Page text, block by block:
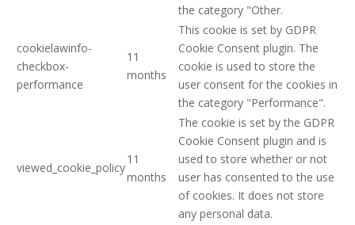
the category "Other.
cookielawinfo-
checkbox-
performance
11
months
This cookie is set by GDPR
Cookie Consent plugin. The
cookie is used to store the
user consent for the cookies in
the category "Performance".
viewed_cookie_policy
11
months
The cookie is set by the GDPR
Cookie Consent plugin and is
used to store whether or not
user has consented to the use
of cookies. It does not store
any personal data.